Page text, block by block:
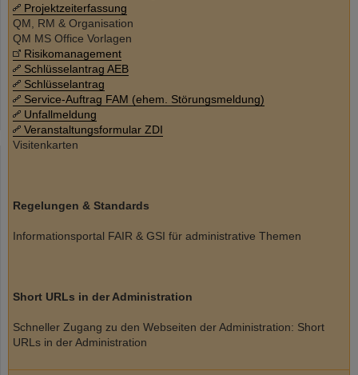
Projektzeiterfassung
QM, RM & Organisation
QM MS Office Vorlagen
Risikomanagement
Schlüsselantrag AEB
Schlüsselantrag
Service-Auftrag FAM (ehem. Störungsmeldung)
Unfallmeldung
Veranstaltungsformular ZDI
Visitenkarten
Regelungen & Standards
Informationsportal FAIR & GSI für administrative Themen
Short URLs in der Administration
Schneller Zugang zu den Webseiten der Administration: Short
URLs in der Administration